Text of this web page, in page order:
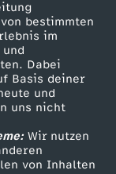
bestimmten
im
Dabei
Basis deiner
und
uns nicht
Wir nutzen
von Inhalten